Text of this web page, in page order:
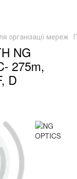
організації мереж
NG
275m,
D